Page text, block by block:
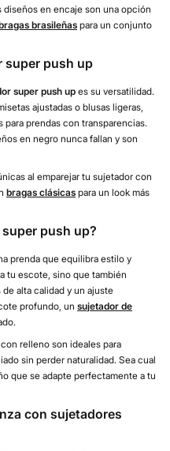
diseños en encaje son una opción
brasileñas para un conjunto
super push up
super push up es su versatilidad.
ajustadas o blusas ligeras,
prendas con transparencias.
en negro nunca fallan y son
al emparejar tu sujetador con
bragas clásicas para un look más
push up?
prenda que equilibra estilo y
tu escote, sino que también
alta calidad y un ajuste
profundo, un sujetador de
relleno son ideales para
sin perder naturalidad. Sea cual
que se adapte perfectamente a tu
con sujetadores